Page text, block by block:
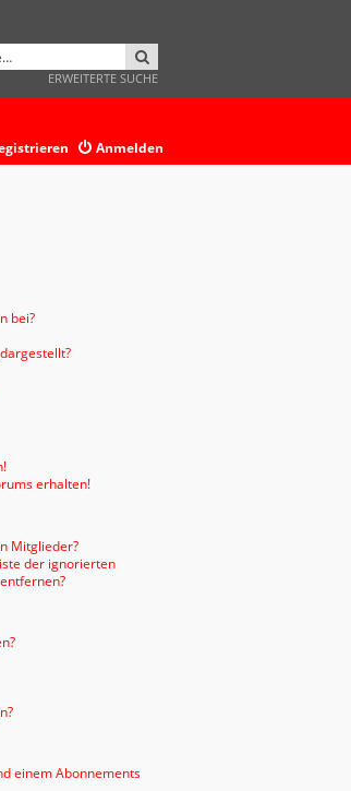
ERWEITERTE SUCHE
Anmelden
bei?
erhalten!
Mitglieder?
der ignorierten
einem Abonnements